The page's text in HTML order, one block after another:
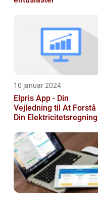
10 januar 2024
Elpris App - Din
Vejledning til At Forstå
Din Elektricitetsregning